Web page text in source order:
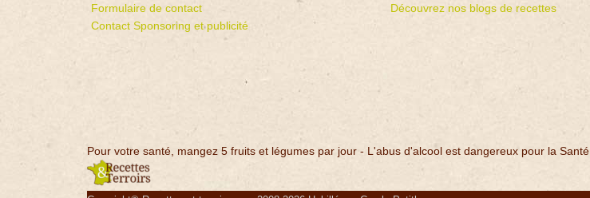
Formulaire de contact
Contact Sponsoring et publicité
Découvrez nos blogs de recettes
Pour votre santé, mangez 5 fruits et légumes par jour - L'abus d'alcool est dangereux pour la Santé